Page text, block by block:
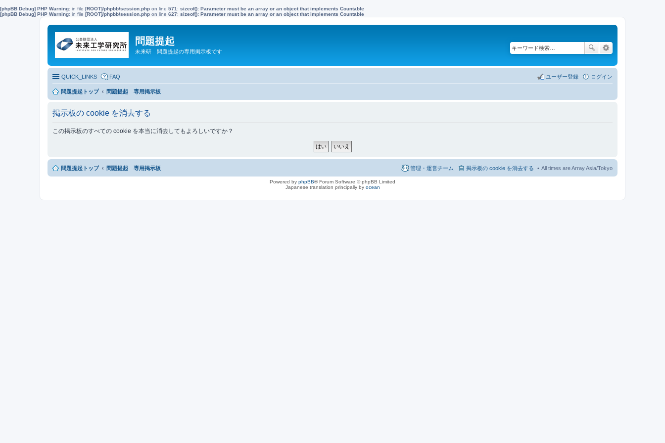
[phpBB Debug] PHP Warning: in file [ROOT]/phpbb/session.php on line 571 : sizeof(): Parameter must be an array or an object that implements Countable
[phpBB Debug] PHP Warning: in file [ROOT]/phpbb/session.php on line 627: sizeof(): Parameter must be an array or an object that implements Countable
問題提起
未来研 問題提起の専用掲示板です
QUICK_LINKS FAQ ログイン
ユーザー登録
問題提起トップ 問題提起 専用掲示板
掲示板の cookie を消去する
この掲示板のすべての cookie を本当に消去してもよろしいですか？
問題提起トップ 問題提起 専用掲示板 All times are Array Asia/Tokyo
掲示板の cookie を消去する
管理・運営チーム
Powered by phpBB® Forum Software © phpBB Limited
Japanese translation principally by ocean